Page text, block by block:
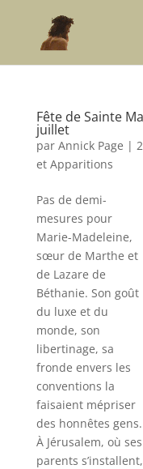
Fête de Sainte
juillet
par Annick Page |
et Apparitions
Pas de demi-
mesures pour
Marie-Madeleine,
sœur de Marthe et
de Lazare de
Béthanie. Son goût
du luxe et du
monde, son
libertinage, sa
fronde envers les
conventions la
faisaient mépriser
des honnêtes gens.
À Jérusalem, où ses
parents